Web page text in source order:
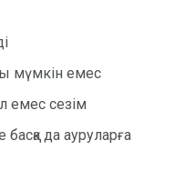
мүмкін емес
емес сезім
да ауруларға